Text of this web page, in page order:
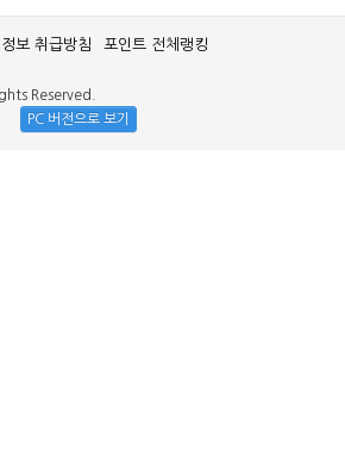
보 취급방침
포인트 전체랭킹
Reserved.
PC 버전으로 보기